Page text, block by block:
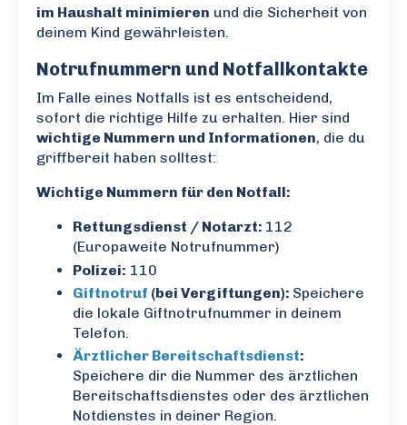
im Haushalt minimieren und die Sicherheit von
deinem Kind gewährleisten.
Notrufnummern und Notfallkontakte
Im Falle eines Notfalls ist es entscheidend,
sofort die richtige Hilfe zu erhalten. Hier sind
wichtige Nummern und Informationen, die du
griffbereit haben solltest:
Wichtige Nummern für den Notfall:
Rettungsdienst / Notarzt: 112
(Europaweite Notrufnummer)
Polizei: 110
Giftnotruf (bei Vergiftungen): Speichere
die lokale Giftnotrufnummer in deinem
Telefon.
Ärztlicher Bereitschaftsdienst:
Speichere dir die Nummer des ärztlichen
Bereitschaftsdienstes oder des ärztlichen
Notdienstes in deiner Region.